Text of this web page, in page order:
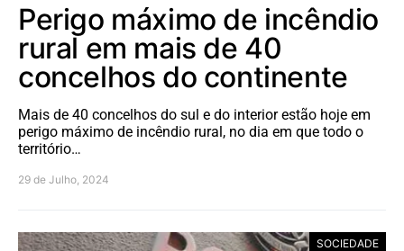
Perigo máximo de incêndio
rural em mais de 40
concelhos do continente
Mais de 40 concelhos do sul e do interior estão hoje em
perigo máximo de incêndio rural, no dia em que todo o
território…
29 de Julho, 2024
SOCIEDADE